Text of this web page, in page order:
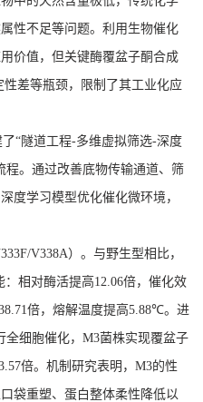
性不足等问题。利用生物催化
价值，但关键酶覆盆子酮合成
差等瓶颈，限制了其工业化应
“隧道工程-多维虚拟筛选-深度
程。通过改善底物传输通道、筛
度学习模型优化催化微环境，
V338A）。与野生型相比，
：相对酶活提高12.06倍，催化效
倍，熔解温度提高5.88℃。进
细胞催化， M3菌株实现覆盆子
倍。机制研究表明， M3的性
袋重塑、蛋白整体柔性降低以